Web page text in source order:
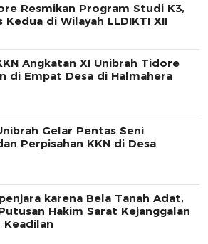
Resmikan Program Studi K3,
Kedua di Wilayah LLDIKTI XII
Angkatan XI Unibrah Tidore
di Empat Desa di Halmahera
Gelar Pentas Seni
Perpisahan KKN di Desa
karena Bela Tanah Adat,
Hakim Sarat Kejanggalan
Keadilan